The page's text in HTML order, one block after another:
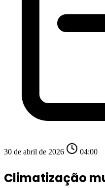
30 de abril de 2026 04:00
Climatização